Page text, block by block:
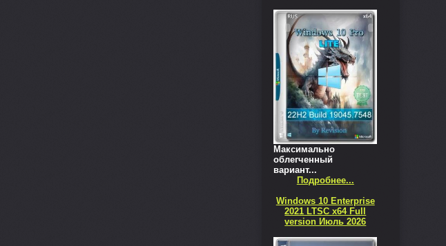
Максимально
облегченный
вариант...
Подробнее...
Windows 10 Enterprise
2021 LTSC x64 Full
version Июль 2026